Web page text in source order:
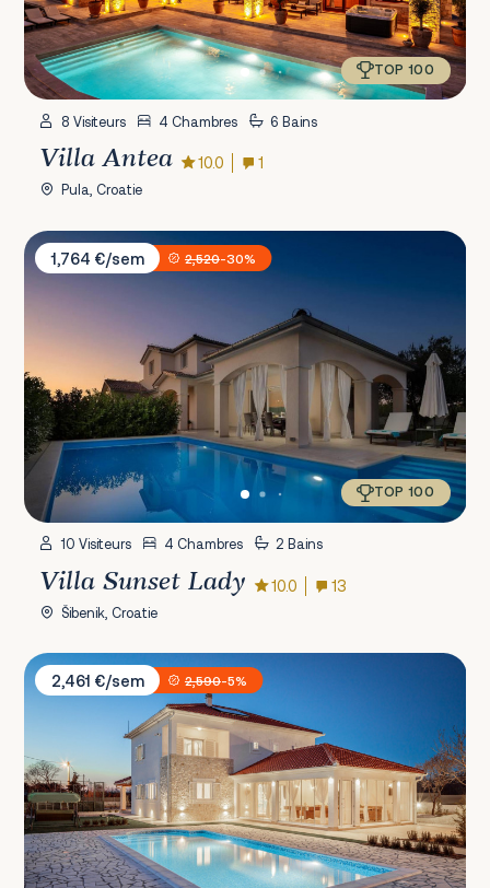
TOP 100
8 Visiteurs 4 Chambres 6 Bains
Villa Antea 10.0 1
Pula, Croatie
Villa Sunset Lady
1,764 €/sem
2,520-30%
TOP 100
10 Visiteurs 4 Chambres 2 Bains
Villa Sunset Lady 10.0 13
Šibenik, Croatie
Villa Darina
2,461 €/sem
2,590-5%